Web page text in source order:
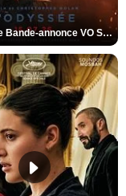
L'Odyssée Bande-annonce VO STFR